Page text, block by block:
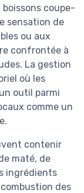
coupe-
sensation de
ou aux
confrontée à
La gestion
où les
outil parmi
comme un
contenir
maté, de
ingrédients
des